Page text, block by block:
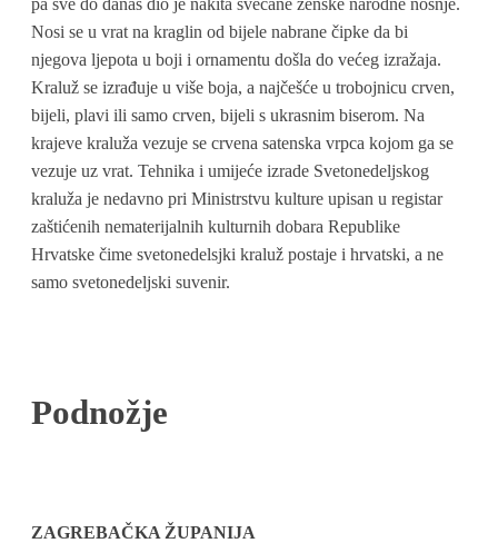
pa sve do danas dio je nakita svečane ženske narodne nošnje.
Nosi se u vrat na kraglin od bijele nabrane čipke da bi
njegova ljepota u boji i ornamentu došla do većeg izražaja.
Kraluž se izrađuje u više boja, a najčešće u trobojnicu crven,
bijeli, plavi ili samo crven, bijeli s ukrasnim biserom. Na
krajeve kraluža vezuje se crvena satenska vrpca kojom ga se
vezuje uz vrat. Tehnika i umijeće izrade Svetonedeljskog
kraluža je nedavno pri Ministrstvu kulture upisan u registar
zaštićenih nematerijalnih kulturnih dobara Republike
Hrvatske čime svetonedelsjki kraluž postaje i hrvatski, a ne
samo svetonedeljski suvenir.
Podnožje
ZAGREBAČKA ŽUPANIJA